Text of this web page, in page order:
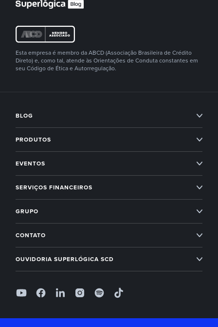
Esta empresa é membro da ABCD (Associação Brasileira de Crédito
Direto) e, como tal, atende às Orientações de Conduta constantes em
seu Código de Ética e Autorregulação.
BLOG
Imobiliárias
Next
Novidades Superlógica
PRODUTOS
Administração condominial
Imobiliárias
Módulo Financeiro
Superlógica IA
EVENTOS
Superlógica Next
SERVIÇOS FINANCEIROS
Entenda o Inadimplência Zero
Receber com boleto
GRUPO
Arbo
CONTATO
OUVIDORIA SUPERLÓGICA SCD
Seg à Sex, das 9h às 18h, exceto feriados